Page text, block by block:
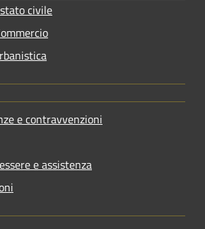
civile
e contravvenzioni
e assistenza